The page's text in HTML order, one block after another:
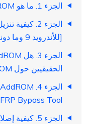
الجزء 1. ما هو AddROM
[للأندرويد 9 وما دونه]
الحقيقيين حول AddROM
FRP Bypass Tool (أبسط وأكثر أمانًا)
الجزء 5. كيفية إصلاح أخطاء AddROM